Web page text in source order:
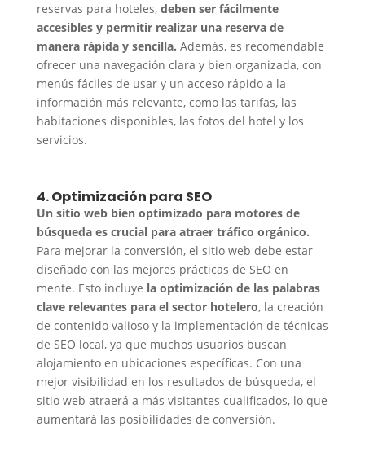
reservas para hoteles, deben ser fácilmente
accesibles y permitir realizar una reserva de
manera rápida y sencilla. Además, es recomendable
ofrecer una navegación clara y bien organizada, con
menús fáciles de usar y un acceso rápido a la
información más relevante, como las tarifas, las
habitaciones disponibles, las fotos del hotel y los
servicios.
4. Optimización para SEO
Un sitio web bien optimizado para motores de
búsqueda es crucial para atraer tráfico orgánico.
Para mejorar la conversión, el sitio web debe estar
diseñado con las mejores prácticas de SEO en
mente. Esto incluye la optimización de las palabras
clave relevantes para el sector hotelero, la creación
de contenido valioso y la implementación de técnicas
de SEO local, ya que muchos usuarios buscan
alojamiento en ubicaciones específicas. Con una
mejor visibilidad en los resultados de búsqueda, el
sitio web atraerá a más visitantes cualificados, lo que
aumentará las posibilidades de conversión.